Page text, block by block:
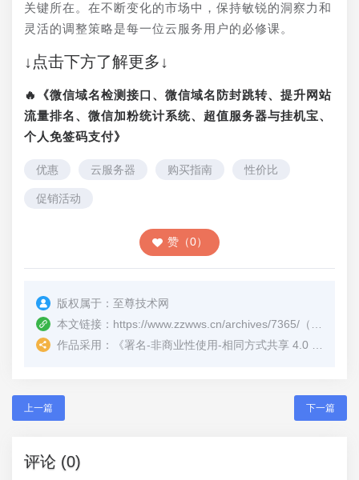
关键所在。在不断变化的市场中，保持敏锐的洞察力和
灵活的调整策略是每一位云服务用户的必修课。
↓点击下方了解更多↓
🔥《微信域名检测接口、微信域名防封跳转、提升网站
流量排名、微信加粉统计系统、超值服务器与挂机宝、
个人免签码支付》
优惠 云服务器 购买指南 性价比
促销活动
赞（0）
版权属于： 至尊技术网
本文链接： https://www.zzwws.cn/archives/7365/ （转载时请注明本文出处及文章链接）
作品采用：
《署名-非商业性使用-相同方式共享 4.0 国际 (CC BY-NC-SA 4.0)
上一篇 下一篇
评论 (0)